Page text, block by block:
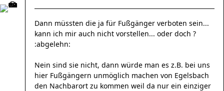
Dann müssten die ja für Fußgänger verboten sein...
kann ich mir auch nicht vorstellen... oder doch ?
:abgelehn:
Nein sind sie nicht, dann würde man es z.B. bei uns
hier Fußgängern unmöglich machen von Egelsbach
den Nachbarort zu kommen weil da nur ein einziger